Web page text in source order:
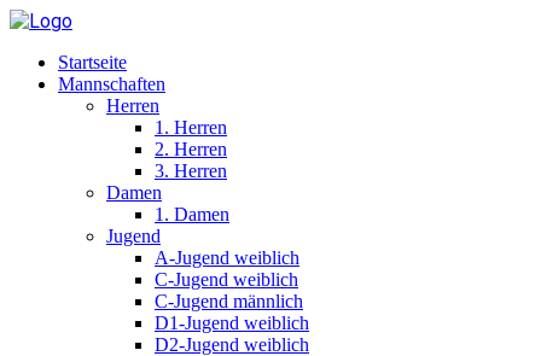
Startseite
Mannschaften
Herren
1. Herren
2. Herren
3. Herren
Damen
1. Damen
Jugend
A-Jugend weiblich
C-Jugend weiblich
C-Jugend männlich
D1-Jugend weiblich
D2-Jugend weiblich